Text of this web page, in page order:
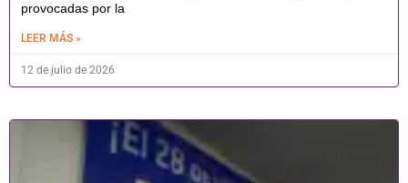
provocadas por la
LEER MÁS »
12 de julio de 2026